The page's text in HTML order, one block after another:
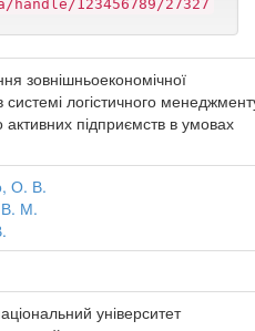
123456789/27327
зовнішньоекономічної
системі логістичного
активних підприємств в умовах
О. В.
В. М.
університет